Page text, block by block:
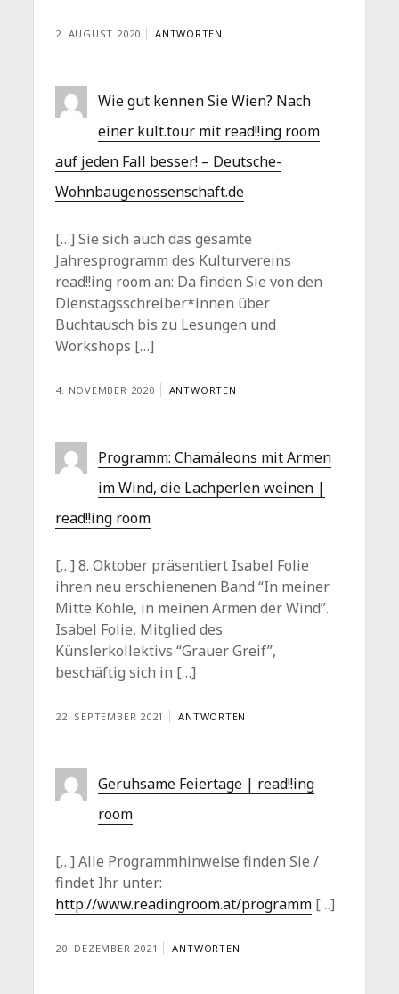
2. AUGUST 2020 ANTWORTEN
Wie gut kennen Sie Wien? Nach
einer kult.tour mit read!!ing room
auf jeden Fall besser! – Deutsche-
Wohnbaugenossenschaft.de
[…] Sie sich auch das gesamte
Jahresprogramm des Kulturvereins
read!!ing room an: Da finden Sie von den
Dienstagsschreiber*innen über
Buchtausch bis zu Lesungen und
Workshops […]
4. NOVEMBER 2020 ANTWORTEN
Programm: Chamäleons mit Armen
im Wind, die Lachperlen weinen |
read!!ing room
[…] 8. Oktober präsentiert Isabel Folie
ihren neu erschienenen Band “In meiner
Mitte Kohle, in meinen Armen der Wind”.
Isabel Folie, Mitglied des
Künslerkollektivs “Grauer Greif”,
beschäftig sich in […]
22. SEPTEMBER 2021 ANTWORTEN
Geruhsame Feiertage | read!!ing
room
[…] Alle Programmhinweise finden Sie /
findet Ihr unter:
http://www.readingroom.at/programm […]
20. DEZEMBER 2021 ANTWORTEN